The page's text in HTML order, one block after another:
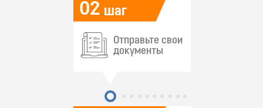
02 шаг
Отправьте свои
документы